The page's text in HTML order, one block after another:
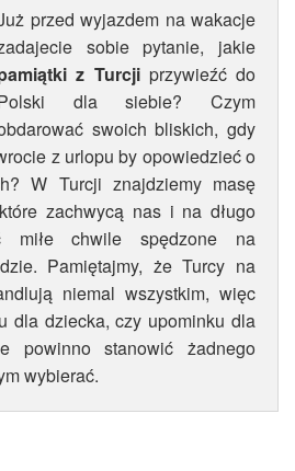
przed wyjazdem na wakacje
sobie pytanie, jakie
z Turcjiprzywieźć do
dla siebie? Czym
swoich bliskich, gdy
z urlopu by opowiedzieć o
W Turcji znajdziemy masę
zachwycą nas i na długo
miłe chwile spędzone na
Pamiętajmy, że Turcy na
niemal wszystkim, więc
dla dziecka, czy upominku dla
powinno stanowić żadnego
wybierać.